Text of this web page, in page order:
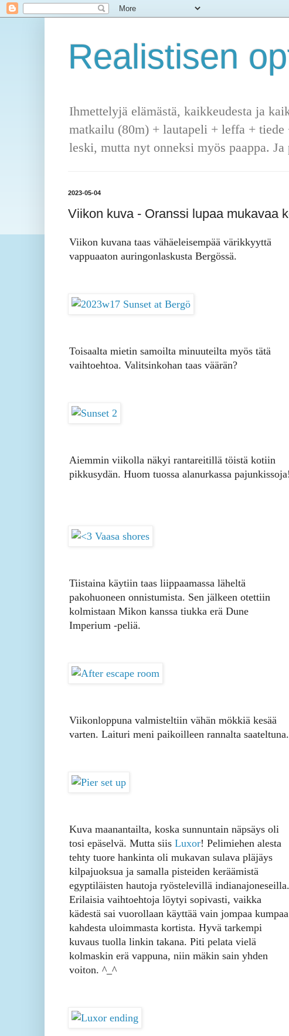
Realistisen
Ihmettelyjä elämästä, kaikkeudesta ja
matkailu (80m) + lautapeli + leffa +
leski, mutta nyt onneksi myös paappa.
2023-05-04
Viikon kuva - Oranssi lupaa mukavaa
Viikon kuvana taas vähäeleisempää värikkyyttä
vappuaaton auringonlaskusta Bergössä.
Toisaalta mietin samoilta minuuteilta myös tätä
vaihtoehtoa. Valitsinkohan taas väärän?
Aiemmin viikolla näkyi rantareitillä töistä kotiin
pikkusydän. Huom tuossa alanurkassa pajunkissoja!
Tiistaina käytiin taas liippaamassa läheltä
pakohuoneen onnistumista. Sen jälkeen otettiin
kolmistaan Mikon kanssa tiukka erä Dune
Imperium -peliä.
Viikonloppuna valmisteltiin vähän mökkiä kesää
varten. Laituri meni paikoilleen rannalta saateltuna.
Kuva maanantailta, koska sunnuntain näpsäys oli
tosi epäselvä. Mutta siis Luxor! Pelimiehen alesta
tehty tuore hankinta oli mukavan sulava pläjäys
kilpajuoksua ja samalla pisteiden keräämistä
egyptiläisten hautoja ryöstelevillä indianajoneseilla.
Erilaisia vaihtoehtoja löytyi sopivasti, vaikka
kädestä sai vuorollaan käyttää vain jompaa kumpaa
kahdesta uloimmasta kortista. Hyvä tarkempi
kuvaus tuolla linkin takana. Piti pelata vielä
kolmaskin erä vappuna, niin mäkin sain yhden
voiton. ^_^